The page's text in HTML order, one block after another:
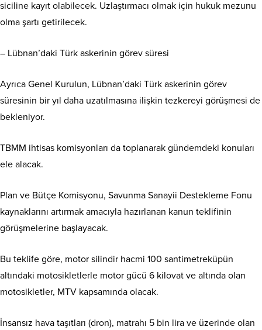
siciline kayıt olabilecek. Uzlaştırmacı olmak için hukuk mezunu
olma şartı getirilecek.
– Lübnan’daki Türk askerinin görev süresi
Ayrıca Genel Kurulun, Lübnan’daki Türk askerinin görev
süresinin bir yıl daha uzatılmasına ilişkin tezkereyi görüşmesi de
bekleniyor.
TBMM ihtisas komisyonları da toplanarak gündemdeki konuları
ele alacak.
Plan ve Bütçe Komisyonu, Savunma Sanayii Destekleme Fonu
kaynaklarını artırmak amacıyla hazırlanan kanun teklifinin
görüşmelerine başlayacak.
Bu teklife göre, motor silindir hacmi 100 santimetreküpün
altındaki motosikletlerle motor gücü 6 kilovat ve altında olan
motosikletler, MTV kapsamında olacak.
İnsansız hava taşıtları (dron), matrahı 5 bin lira ve üzerinde olan